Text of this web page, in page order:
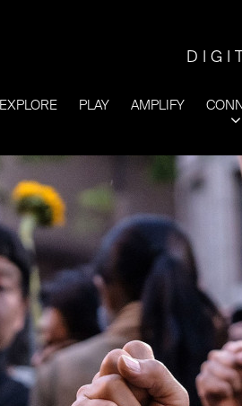
EXPLORE PLAY AMPLIFY